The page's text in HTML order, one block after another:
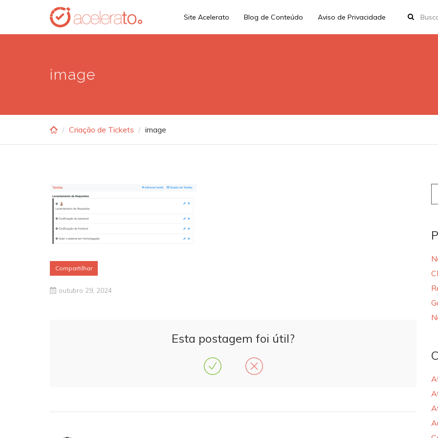
main
Site Acelerato Blog de Conteúdo Aviso de Privacidade
image
Criação de Tickets image
Compartilhar
outubro 29, 2024
Esta postagem foi útil?